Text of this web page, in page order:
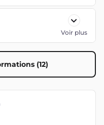
Voir plus
(12)